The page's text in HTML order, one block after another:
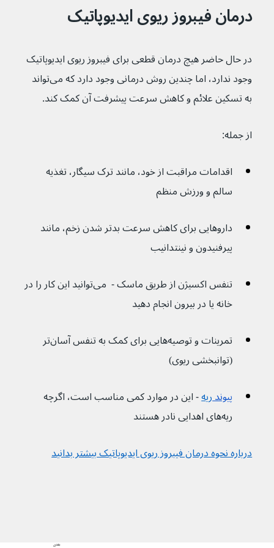
درمان فیبروز ریوی ایدیوپاتیک
در حال حاضر هیچ درمان قطعی برای فیبروز ریوی ایدیوپاتیک
وجود ندارد، اما چندین روش درمانی وجود دارد که می‌تواند
به تسکین علائم و کاهش سرعت پیشرفت آن کمک کند.
از جمله:
اقدامات مراقبت از خود، مانند ترک سیگار، تغذیه
سالم و ورزش منظم
داروهایی برای کاهش سرعت بدتر شدن زخم، مانند
پیرفنیدون و نینتدانیب
تنفس اکسیژن از طریق ماسک -  می‌توانید این کار را در
خانه یا در بیرون انجام دهید
تمرینات و توصیه‌هایی برای کمک به تنفس آسان‌تر
(توانبخشی ریوی)
پیوند ریه- این در موارد کمی مناسب است، اگرچه
ریه‌های اهدایی نادر هستند
درباره نحوه درمان فیبروز ریوی ایدیوپاتیک بیشتر بدانید
بعدی